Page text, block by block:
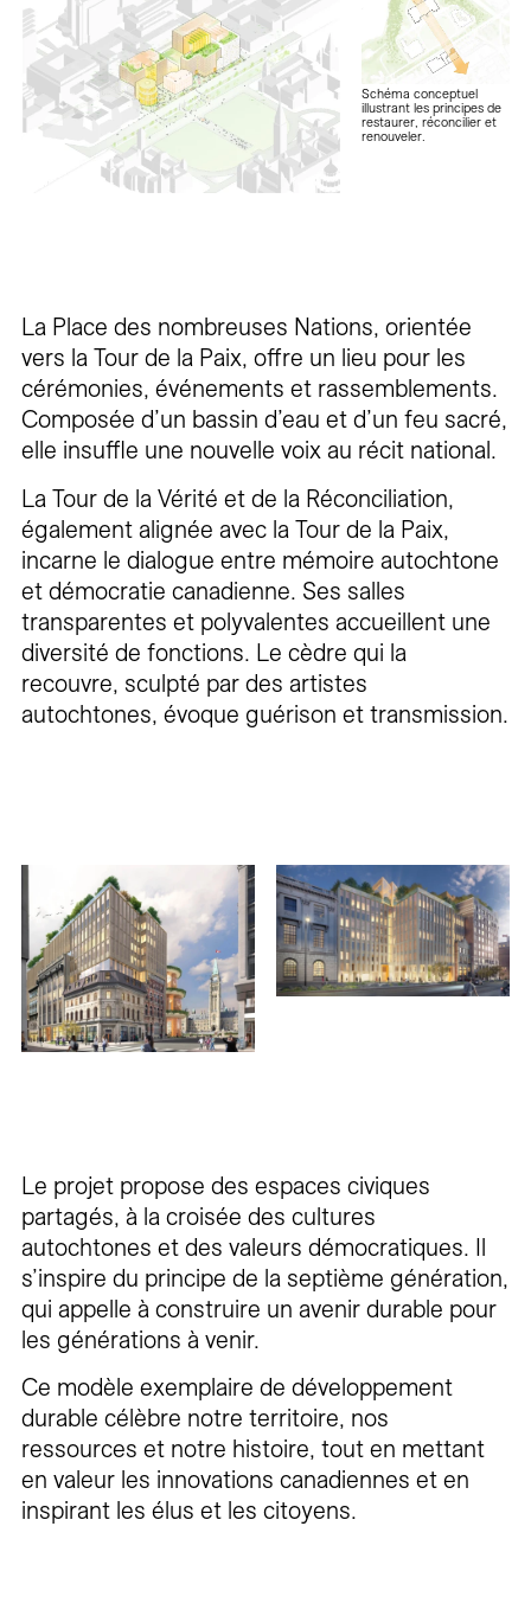
Schéma conceptuel
illustrant les principes de
restaurer, réconcilier et
renouveler.
La Place des nombreuses Nations, orientée
vers la Tour de la Paix, offre un lieu pour les
cérémonies, événements et rassemblements.
Composée d’un bassin d’eau et d’un feu sacré,
elle insuffle une nouvelle voix au récit national.
La Tour de la Vérité et de la Réconciliation,
également alignée avec la Tour de la Paix,
incarne le dialogue entre mémoire autochtone
et démocratie canadienne. Ses salles
transparentes et polyvalentes accueillent une
diversité de fonctions. Le cèdre qui la
recouvre, sculpté par des artistes
autochtones, évoque guérison et transmission.
Le projet propose des espaces civiques
partagés, à la croisée des cultures
autochtones et des valeurs démocratiques. Il
s’inspire du principe de la septième génération,
qui appelle à construire un avenir durable pour
les générations à venir.
Ce modèle exemplaire de développement
durable célèbre notre territoire, nos
ressources et notre histoire, tout en mettant
en valeur les innovations canadiennes et en
inspirant les élus et les citoyens.